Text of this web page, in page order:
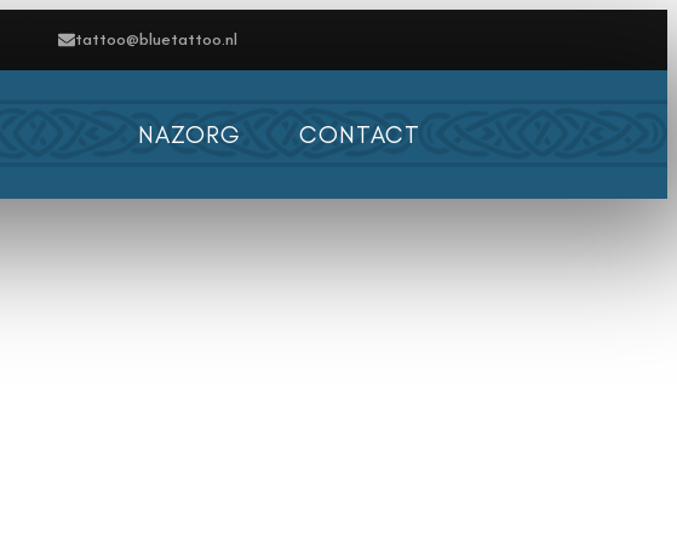
tattoo@bluetattoo.nl
NAZORG CONTACT